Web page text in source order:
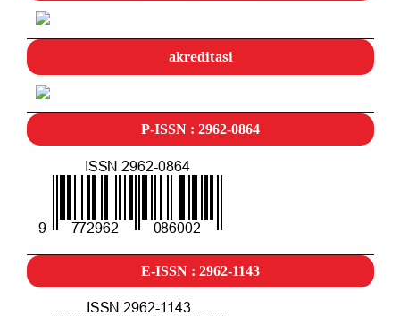
akreditasi
P-ISSN : 2962-0864
E-ISSN : 2962-1143